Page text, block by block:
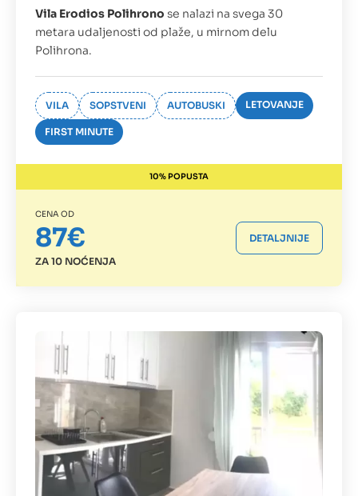
Vila Erodios Polihrono se nalazi na svega 30
metara udaljenosti od plaže, u mirnom delu
Polihrona.
VILA SOPSTVENI AUTOBUSKI LETOVANJE
FIRST MINUTE
10% POPUSTA
CENA OD
87€
ZA 10 NOĆENJA
DETALJNIJE